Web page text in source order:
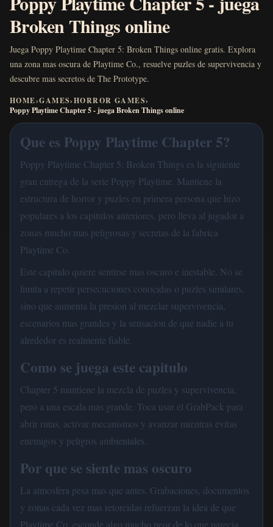
Broken Things online
Juega Poppy Playtime Chapter 5: Broken Things online gratis. Explora
una zona mas oscura de Playtime Co., resuelve puzles de supervivencia y
descubre mas secretos de The Prototype.
HOME›GAMES›HORROR GAMES›
Poppy Playtime Chapter 5 - juega Broken Things online
Que es Poppy Playtime Chapter 5?
Poppy Playtime Chapter 5: Broken Things es la siguiente
gran entrega de la serie Poppy Playtime. Mantiene la
estructura de horror y puzles en primera persona que hizo
populares a los capitulos anteriores, pero lleva al jugador a
zonas mucho mas peligrosas y secretas de la fabrica
Playtime Co.
Este capitulo quiere sentirse mas oscuro e inestable. No se
limita a repetir persecuciones conocidas o puzles similares,
sino que aumenta la presion al mezclar supervivencia,
escenarios mas grandes y la sensacion de que nadie a tu
alrededor es realmente fiable.
Como se juega este capitulo
Chapter 5 mantiene la mezcla de puzles y supervivencia,
pero a una escala mas grande. Toca usar el GrabPack para
abrir rutas, activar mecanismos y avanzar mientras evitas
enemigos y peligros ambientales.
Por que se siente mas oscuro
La atmosfera pesa mas que antes. Grabaciones, documentos
y zonas cada vez mas retorcidas refuerzan la idea de que
Playtime Co. esconde algo mucho peor de lo que parecia.